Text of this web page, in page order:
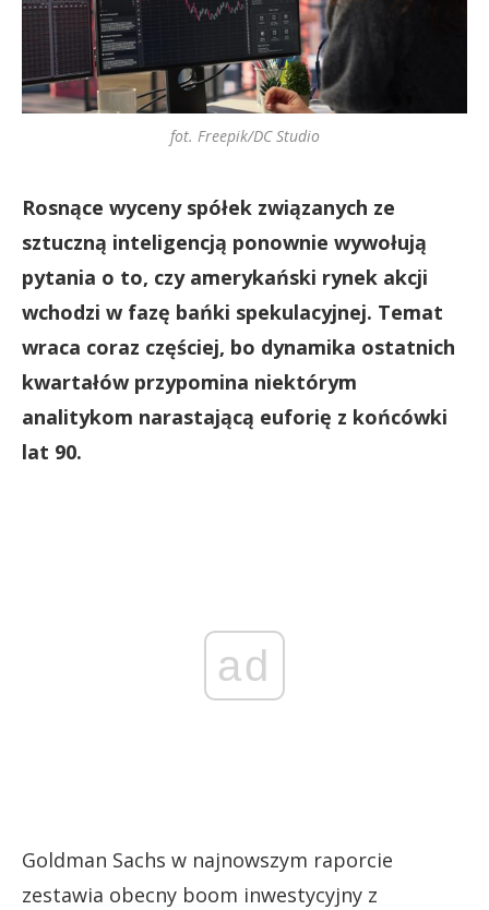
fot. Freepik/DC Studio
Rosnące wyceny spółek związanych ze
sztuczną inteligencją ponownie wywołują
pytania o to, czy amerykański rynek akcji
wchodzi w fazę bańki spekulacyjnej. Temat
wraca coraz częściej, bo dynamika ostatnich
kwartałów przypomina niektórym
analitykom narastającą euforię z końcówki
lat 90.
ad
Goldman Sachs w najnowszym raporcie
zestawia obecny boom inwestycyjny z